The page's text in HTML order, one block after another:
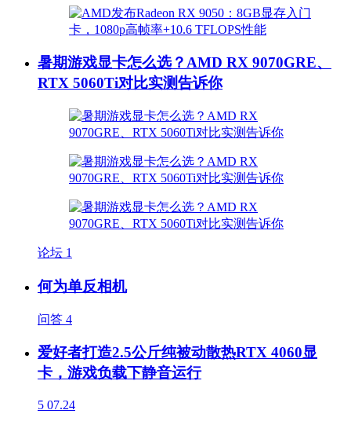
暑期游戏显卡怎么选？AMD RX 9070GRE、
RTX 5060Ti对比实测告诉你
论坛 1
何为单反相机
问答 4
爱好者打造2.5公斤纯被动散热RTX 4060显
卡，游戏负载下静音运行
5 07.24